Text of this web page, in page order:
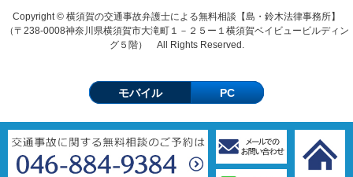
Copyright © 横須賀の交通事故弁護士による無料相談【島・鈴木法律事務所】
（〒238-0008神奈川県横須賀市大滝町１－２５ー１横須賀ベイビュービルディン
グ５階） All Rights Reserved.
モバイル PC